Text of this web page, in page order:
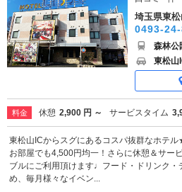
埼玉県東
0493-
森林公
東松山
料金 休憩 2,900 円 ～ サービスタイム
東松山ICからスグにあるコスパ抜群なホテ
お部屋でも4,500円均一！さらに休憩＆サー
ブルにご利用頂けます♩フード・ドリンク・
め、毎月様々なイベン...